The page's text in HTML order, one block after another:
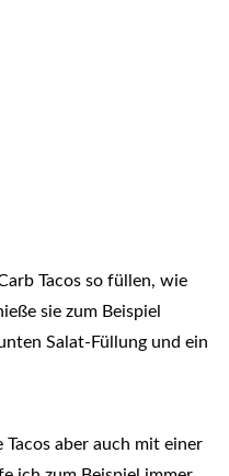
Tacos so füllen, wie
sie zum Beispiel
Salat-Füllung und ein
aber auch mit einer